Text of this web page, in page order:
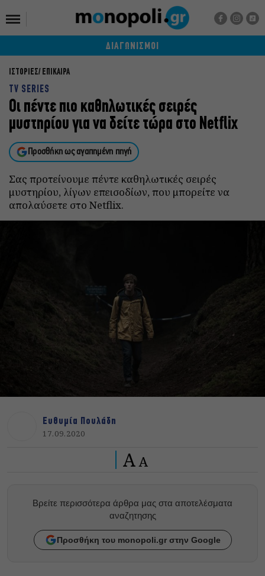
ΔΙΑΓΩΝΙΣΜΟΙ
ΙΣΤΟΡΙΕΣ ΕΠΙΚΑΙΡΑ
TV SERIES
Οι πέντε πιο καθηλωτικές σειρές
μυστηρίου για να δείτε τώρα στο Netflix
Προσθήκη ως αγαπημένη πηγή
Σας προτείνουμε πέντε καθηλωτικές σειρές
μυστηρίου, λίγων επεισοδίων, που μπορείτε να
απολαύσετε στο Netflix.
Ευθυμία Πουλάδη
17.09.2020
A A
Βρείτε περισσότερα άρθρα μας στα αποτελέσματα
αναζητησης
Προσθήκη του monopoli.gr στην Google